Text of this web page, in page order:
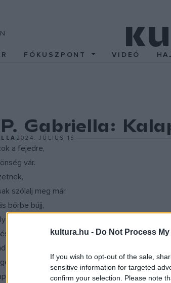
kultura.hu - Do Not Process
If you wish to opt-out of the sale,
sensitive information for targeted
confirm your selection. Please note
FÓKUSZPONT VIDEÓ
Gabriella:
2024. JÚLIUS 15.
a fejedre,
vár.
szólalj meg már.
bőrbe bújj,
az úr.
vagyonod,
nélkül alhatsz,